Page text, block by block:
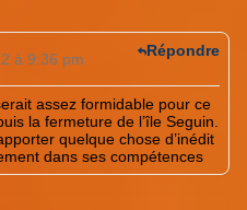
à 9:36 pm
assez formidable pour ce
la fermeture de l’île Seguin.
quelque chose d’inédit
dans ses compétences
Répondre